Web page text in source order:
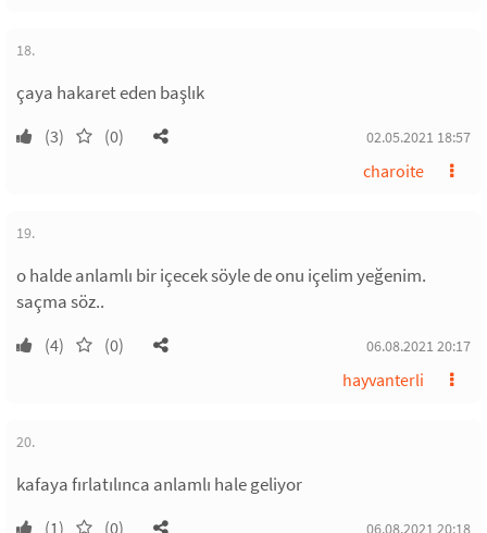
18.
çaya hakaret eden başlık
(3) (0) 02.05.2021 18:57
charoite
19.
o halde anlamlı bir içecek söyle de onu içelim yeğenim.
saçma söz..
(4) (0) 06.08.2021 20:17
hayvanterli
20.
kafaya fırlatılınca anlamlı hale geliyor
(1) (0) 06.08.2021 20:18